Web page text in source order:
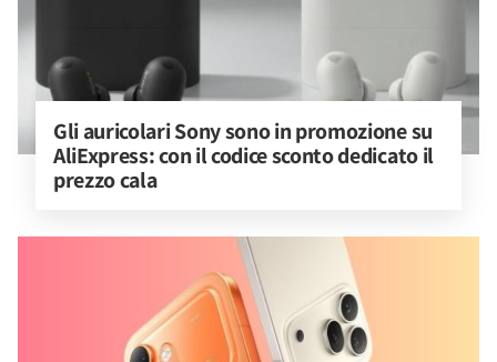
Gli auricolari Sony sono in promozione su
AliExpress: con il codice sconto dedicato il
prezzo cala